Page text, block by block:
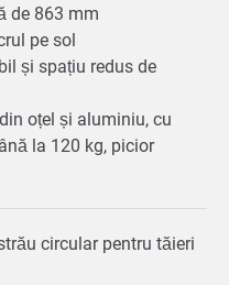
de 863 mm
pe sol
și spațiu redus de
oțel și aluminiu, cu
la 120 kg, picior
circular pentru tăieri